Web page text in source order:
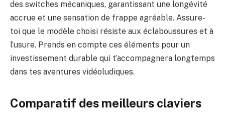
des switches mécaniques, garantissant une longévité
accrue et une sensation de frappe agréable. Assure-
toi que le modèle choisi résiste aux éclaboussures et à
l’usure. Prends en compte ces éléments pour un
investissement durable qui t’accompagnera longtemps
dans tes aventures vidéoludiques.
Comparatif des meilleurs claviers